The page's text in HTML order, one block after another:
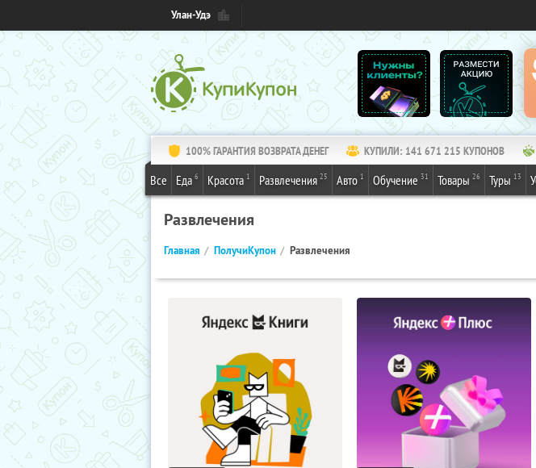
Улан-Удэ
100% ГАРАНТИЯ ВОЗВРАТА ДЕНЕГ КУПИЛИ: 141 671 215 КУПОНОВ
Все Еда 6 Красота 1 Развлечения 25 Авто 1 Обучение 31 Товары 26 Туры 13
Развлечения
Главная ПолучиКупон Развлечения